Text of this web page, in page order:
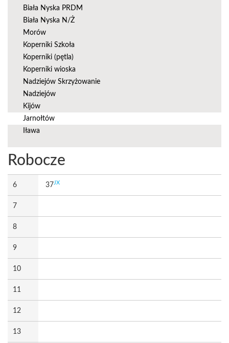
Biała Nyska PRDM
Biała Nyska N/Ż
Morów
Koperniki Szkoła
Koperniki (pętla)
Koperniki wioska
Nadziejów Skrzyżowanie
Nadziejów
Kijów
Jarnołtów
Iława
Robocze
6 37 JX
7
8
9
10
11
12
13